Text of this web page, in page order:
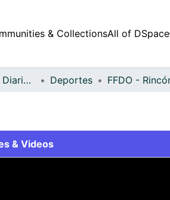
& CollectionsAll of DSpace
Fondo Fotográfico Diario Occidente Deportes
& Videos